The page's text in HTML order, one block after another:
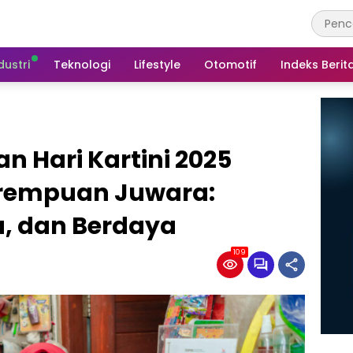
Teknologi Lifestyle Otomotif Indeks
Hari Kartini 2025
Juwara:
dan Berdaya
109